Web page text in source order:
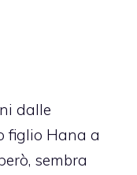
dalle
figlio Hana a
sembra